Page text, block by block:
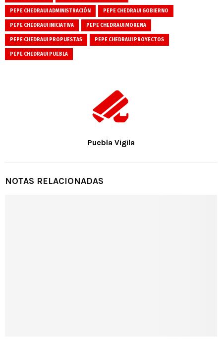
PEPE CHEDRAUI ADMINISTRACIÓN PEPE CHEDRAUI GOBIERNO
PEPE CHEDRAUI INICIATIVA PEPE CHEDRAUI MORENA
PEPE CHEDRAUI PROPUESTAS PEPE CHEDRAUI PROYECTOS
PEPE CHEDRAUI PUEBLA
Puebla Vigila
NOTAS RELACIONADAS